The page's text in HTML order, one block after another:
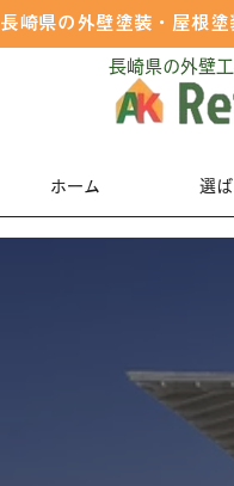
長崎県の外壁塗装・屋根
長崎県の外壁
ホーム 選